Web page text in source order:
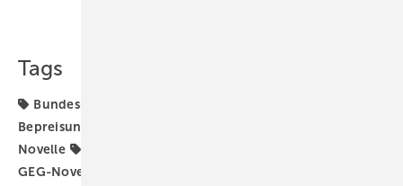
Tags
Bundesregierung
Bepreisung
Novelle
GEG-Novelle